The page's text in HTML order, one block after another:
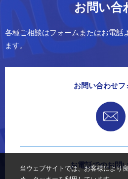
お問い合
各種ご相談はフォームまたはお電話
ます。
お問い合わせフ
お電話でのお問
当ウェブサイトでは、お客様により